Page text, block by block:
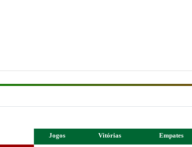
Jogos Vitórias Empates